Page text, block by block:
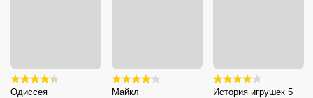
Одиссея Майкл История игрушек 5